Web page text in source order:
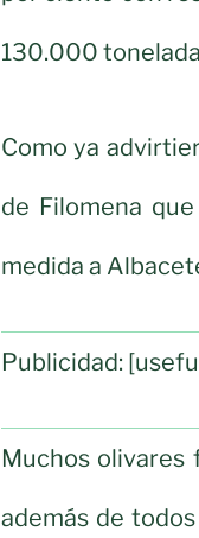
130.000
Como ya
de Filomena
medida a
Publicidad:
Muchos olivares
además de